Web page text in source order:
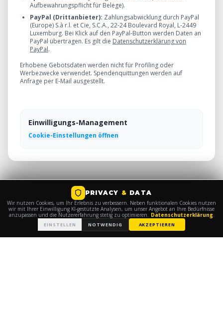
Aufbewahrungspflicht für Belege).
PayPal (Drittanbieter): Zahlungsabwicklung durch PayPal
(Europe) S.à r.l. et Cie, S.C.A., 22-24 Boulevard Royal, L-2449
Luxemburg. Bei Klick auf den PayPal-Button werden Daten an
PayPal übertragen. Es gilt die Datenschutzerklärung von
PayPal.
Erhobene Gebotsdaten werden nicht für Profiling oder
Werbezwecke verwendet. Spendenquittungen werden auf
Anfrage per E-Mail ausgestellt.
Einwilligungs-Management
Cookie-Einstellungen öffnen
PRIVACY & DATA
Wir nutzen Cookies, um Ihr Erlebnis zu verbessern. Neben funktionalen Cookies nutzen
wir mit Ihrer Einwilligung KI-gestützte Analysen, um unser Angebot an Ihre Bedürfnisse
anzupassen und die Nutzererfahrung stetig zu optimieren. Datenschutzerklärung.
EINSTELLEN NOTWENDIG AKZEPTIEREN